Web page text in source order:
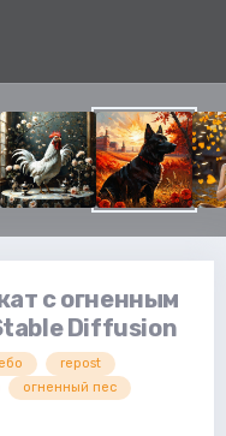
с огненным
Diffusion
repost
огненный пес